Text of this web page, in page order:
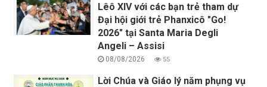
Lêô XIV với các bạn trẻ tham dự
Đại hội giới trẻ Phanxicô "Go!
2026" tại Santa Maria Degli
Angeli – Assisi
08/08/2026 55
Lời Chúa và Giáo lý năm phụng vụ